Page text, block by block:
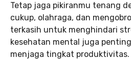
Tetap jaga pikiranmu tenang
cukup, olahraga, dan
terkasih untuk menghindari
kesehatan mental juga
menjaga tingkat produktivitas.